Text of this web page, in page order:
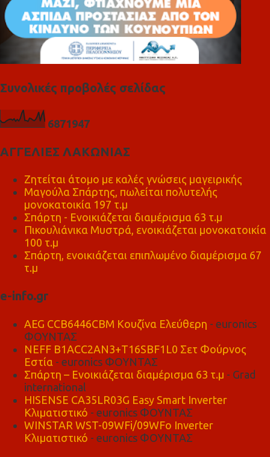
Συνολικές προβολές σελίδας
6871947
ΑΓΓΕΛΙΕΣ ΛΑΚΩΝΙΑΣ
Ζητείται άτομο με καλές γνώσεις μαγειρικής
Μαγούλα Σπάρτης, πωλείται πολυτελής
μονοκατοικία 197 τ.μ
Σπάρτη - Ενοικιάζεται διαμέρισμα 63 τ.μ
Πικουλιάνικα Μυστρά, ενοικιάζεται μονοκατοικία
100 τ.μ
Σπάρτη, ενοικιάζεται επιπλωμένο διαμέρισμα 67
τ.μ
e-info.gr
AEG CCB6446CBM Κουζίνα Ελεύθερη - euronics
ΦΟΥΝΤΑΣ
NEFF B1ACC2AN3+T16SBF1L0 Σετ Φούρνος
Εστία - euronics ΦΟΥΝΤΑΣ
Σπάρτη – Ενοικιάζεται διαμέρισμα 63 τ.μ - Grad
international
HISENSE CA35LR03G Easy Smart Inverter
Κλιματιστικό - euronics ΦΟΥΝΤΑΣ
WINSTAR WST-09WFi/09WFo Inverter
Κλιματιστικό - euronics ΦΟΥΝΤΑΣ